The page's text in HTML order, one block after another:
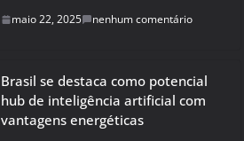
maio 22, 2025 nenhum comentário
Brasil se destaca como potencial
hub de inteligência artificial com
vantagens energéticas